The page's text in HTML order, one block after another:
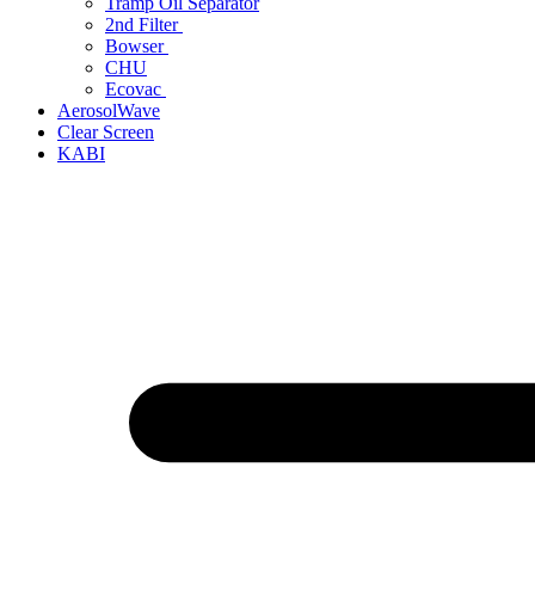
2nd Filter
Bowser
CHU
Ecovac
AerosolWave
Clear Screen
KABI